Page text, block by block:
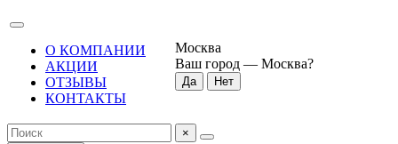
О КОМПАНИИ
АКЦИИ
ОТЗЫВЫ
КОНТАКТЫ
Москва
Ваш город — Москва?
×